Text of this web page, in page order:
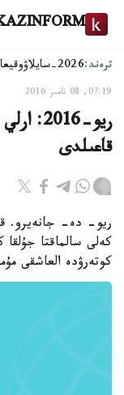
ترەند:2026-سايلاۋ وقيعا
07:19, 08 تامىز 2016
ريو-
قاعىلدى
كوتەرۋدە العاشقى مۇمكىندىگىندە